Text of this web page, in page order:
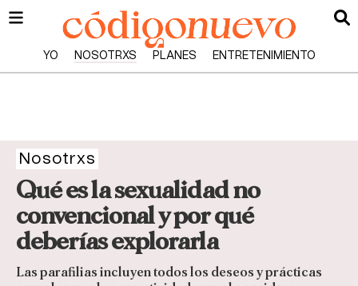
YO NOSOTRXS PLANES ENTRETENIMIENTO
Nosotrxs
Qué es la sexualidad no
convencional y por qué
deberías explorarla
Las parafilias incluyen todos los deseos y prácticas